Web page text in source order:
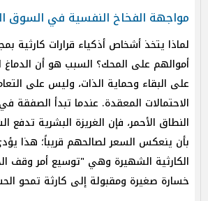
مواجهة الفخاخ النفسية في السوق
لماذا يتخذ أشخاص أذكياء قرارات كارثية
أموالهم على المحك؟ السبب هو أن الدماغ
على البقاء وحماية الذات، وليس على
الاحتمالات المعقدة. عندما تبدأ الصفقة
النطاق الأحمر، فإن الغريزة البشرية
بأن ينعكس السعر لصالحهم قريباً؛ هذا
الكارثية الشهيرة وهي "توسيع أمر وقف
خسارة صغيرة ومقبولة إلى كارثة تمحو